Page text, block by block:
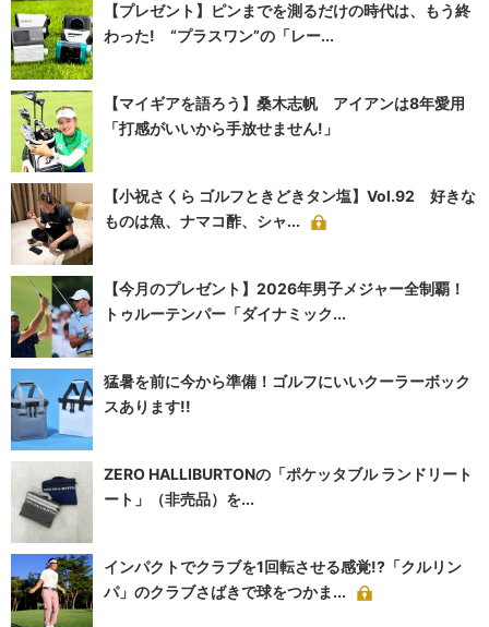
【プレゼント】ピンまでを測るだけの時代は、もう終
わった! “プラスワン”の「レー...
【マイギアを語ろう】桑木志帆 アイアンは8年愛用
「打感がいいから手放せません!」
【小祝さくら ゴルフときどきタン塩】Vol.92 好きな
ものは魚、ナマコ酢、シャ...
【今月のプレゼント】2026年男子メジャー全制覇！
トゥルーテンパー「ダイナミック...
猛暑を前に今から準備！ゴルフにいいクーラーボック
スあります!!
ZERO HALLIBURTONの「ポケッタブル ランドリート
ート」（非売品）を...
インパクトでクラブを1回転させる感覚!?「クルリン
パ」のクラブさばきで球をつかま...